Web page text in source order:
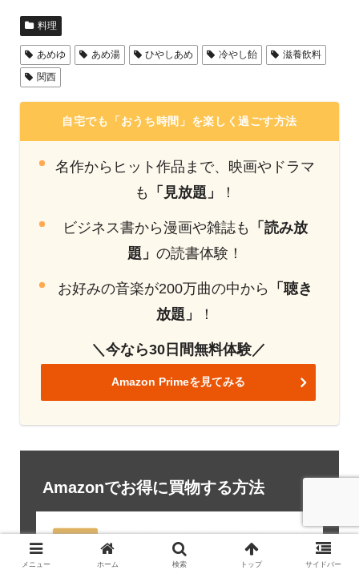
料理
あめゆ あめ湯 ひやしあめ 冷やし飴
滋養飲料
関西
自宅でも「おうち時間」を楽しく過ごす方法
名作からヒット作品まで、映画やドラマ
も
「見放題」 ！
ビジネス書から漫画や雑誌も
「読み放
題」の読書体験！
お好みの音楽が200万曲の中から
「聴き
放題」
！
＼今なら30日間無料体験／
Amazon Primeを見てみる
Amazonでお得に買物する方法
メニュー ホーム 検索 トップ サイドバー